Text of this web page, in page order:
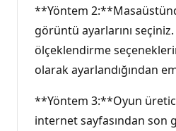
**Yöntem
görüntü ayarlarını
ölçeklendirme
olarak ayarlandığından
**Yöntem 3:**Oyun
internet sayfasından son